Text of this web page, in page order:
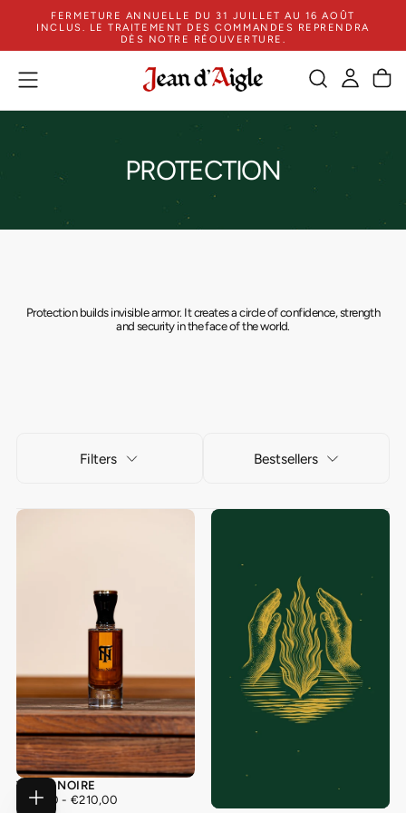
TO
FERMETURE ANNUELLE DU 31 JUILLET AU 16 AOÛT
INCLUS. LE TRAITEMENT DES COMMANDES REPRENDRA
DÈS NOTRE RÉOUVERTURE.
PROTECTION
Protection builds invisible armor. It creates a circle of confidence, strength
and security in the face of the world.
Filters Bestsellers
CHOOSE
TERRE NOIRE
€55,00
MINIMUM
€55,00 - MAXIMUM
€210,00